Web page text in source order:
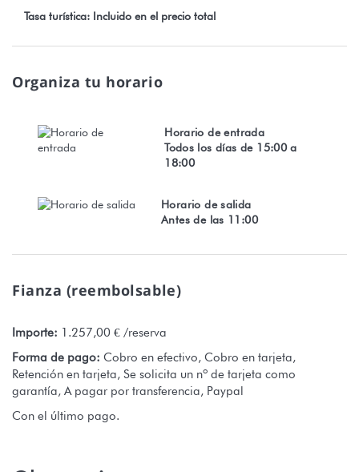
Tasa turística: Incluido en el precio total
Organiza tu horario
Horario de entrada
Todos los días de 15:00 a
18:00
Horario de salida
Antes de las 11:00
Fianza (reembolsable)
Importe: 1.257,00 € /reserva
Forma de pago: Cobro en efectivo, Cobro en tarjeta,
Retención en tarjeta, Se solicita un nº de tarjeta como
garantía, A pagar por transferencia, Paypal
Con el último pago.